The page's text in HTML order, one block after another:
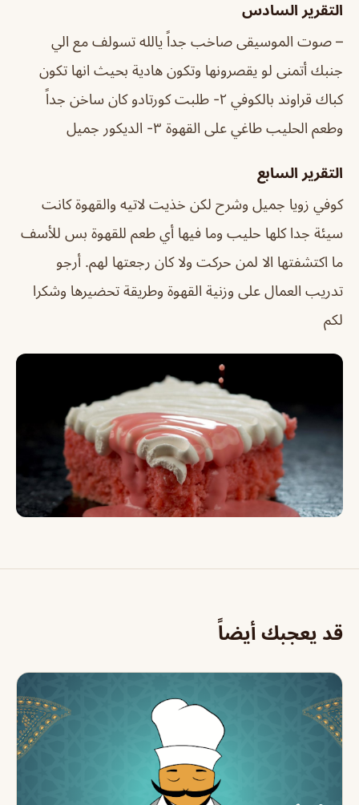
التقرير السادس
– صوت الموسيقى صاخب جداً يالله تسولف مع الي
جنبك أتمنى لو يقصرونها وتكون هادية بحيث انها تكون
كباك قراوند بالكوفي ٢- طلبت كورتادو كان ساخن جداً
وطعم الحليب طاغي على القهوة ٣- الديكور جميل
التقرير السابع
كوفي زويا جميل وشرح لكن خذيت لاتيه والقهوة كانت
سيئة جدا كلها حليب وما فيها أي طعم للقهوة بس للأسف
ما اكتشفتها الا لمن حركت ولا كان رجعتها لهم. أرجو
تدريب العمال على وزنية القهوة وطريقة تحضيرها وشكرا
لكم
قد يعجبك أيضاً